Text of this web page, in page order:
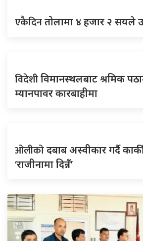
एकैदिनतोलामा ४ हजार २ सयले
विदेशीविमानस्थलबाट श्रमिक
म्यानपावर कारबाहीमा
ओलीकोदबाब अस्वीकार गर्दै
‘राजीनामा दिन्नँ’